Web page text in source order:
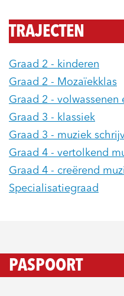
TRAJECTEN
Graad 2 - kinderen
Graad 2 - Mozaïekklas
Graad 2 - volwassenen
Graad 3 - klassiek
Graad 3 - muziek
Graad 4 - vertolkend
Graad 4 - creërend
Specialisatiegraad
PASPOORT